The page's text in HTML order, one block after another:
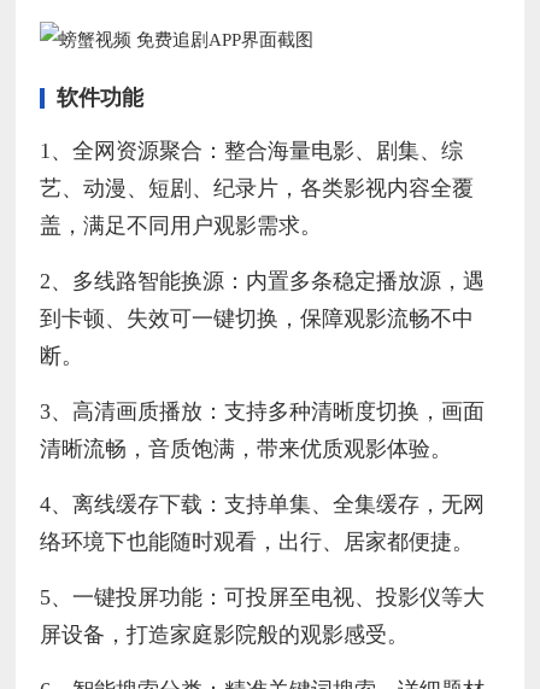
软件功能
1、全网资源聚合：整合海量电影、剧集、综
艺、动漫、短剧、纪录片，各类影视内容全覆
盖，满足不同用户观影需求。
2、多线路智能换源：内置多条稳定播放源，遇
到卡顿、失效可一键切换，保障观影流畅不中
断。
3、高清画质播放：支持多种清晰度切换，画面
清晰流畅，音质饱满，带来优质观影体验。
4、离线缓存下载：支持单集、全集缓存，无网
络环境下也能随时观看，出行、居家都便捷。
5、一键投屏功能：可投屏至电视、投影仪等大
屏设备，打造家庭影院般的观影感受。